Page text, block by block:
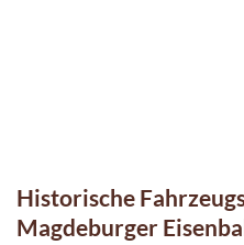
Historische
Magdeburger